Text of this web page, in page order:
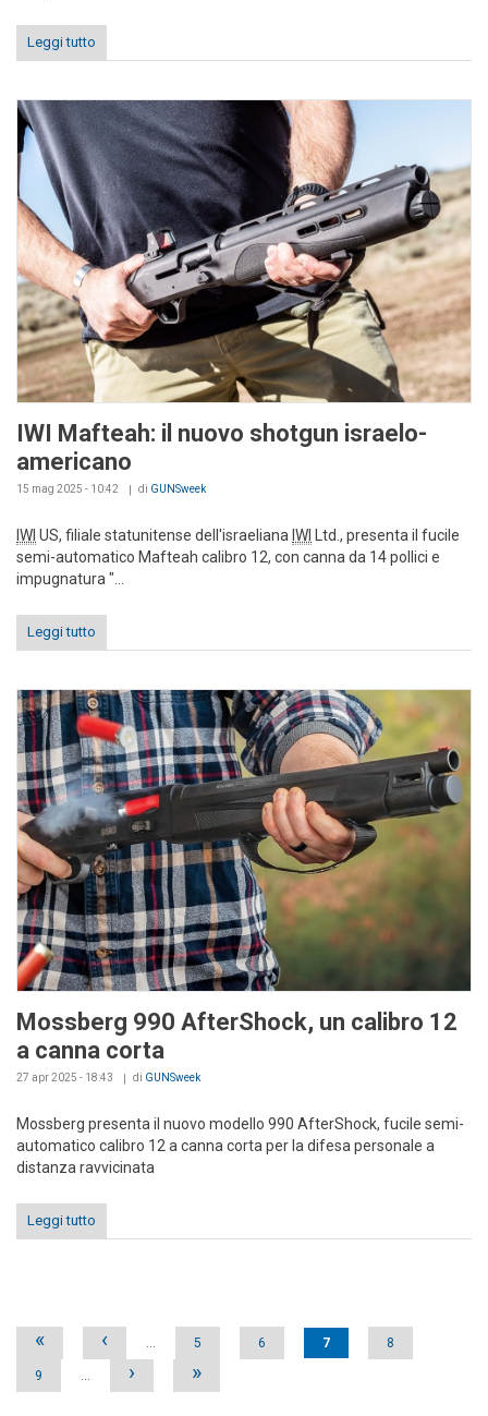
Leggi tutto
IWI Mafteah: il nuovo shotgun israelo-
americano
15 mag 2025 - 10:42 di GUNSweek
IWI US, filiale statunitense dell'israeliana IWI Ltd., presenta il fucile
semi-automatico Mafteah calibro 12, con canna da 14 pollici e
impugnatura "...
Leggi tutto
Mossberg 990 AfterShock, un calibro 12
a canna corta
27 apr 2025 - 18:43 di GUNSweek
Mossberg presenta il nuovo modello 990 AfterShock, fucile semi-
automatico calibro 12 a canna corta per la difesa personale a
distanza ravvicinata
Leggi tutto
Pages
« ‹ … 5 6 7 8
9 … › »